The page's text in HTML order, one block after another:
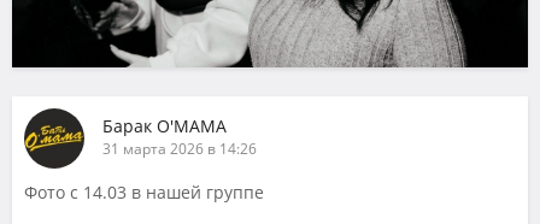
Барак О'МАМА
31 марта 2026 в 14:26
Фото с 14.03 в нашей группе